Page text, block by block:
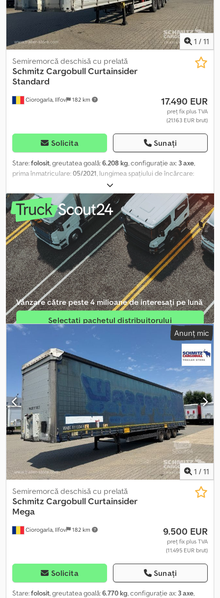
service complet și servicii telematice. Vă stăm la dispoziție pentru
consultanță personalizată. Crjdpfx Alezrp Tzs Nef
1 / 11
Ciorogarla, Ilfov 182 km
Semiremorcă deschisă cu prelată
Schmitz CargobullCurtainsider
Standard
17.490 EUR
preț fix plus TVA
(21.163 EUR brut)
Solicita Sunați
Stare:folosit, greutatea goală:6.208 kg, configurație ax: 3 axe,
prima înmatriculare:05/2021, lungimea spațiului de încărcare:
, lățimea spațiului de încărcare:
spațiu de încărcare:2.780 mm, volumul spațiului de încărcare:93
m³, suspensie:aer , dimensiunea anvelopei: 385/65 R22,5,
ampatament:7.700 mm, culoare:gri, An de fabricație:2021, Dotări:
ABS, Greutate proprie: 6208 kg, certificare DIN EN 12642 (cod XL),
Zona de încărcare (L x l x h): 13.620 mm x 2.480 mm x 2.780 mm,
Dimensiune anvelope: 385/65 R22.5, Volum zonă de încărcare: 93
m³, Prima axă: , A doua axă: , A treia axă: , Suspensie pneumatică,
Bară de protecție spate, Sistem electronic de frânare EBS, Priză
1x15 și 2x7 pini, Antispray. Găsiți o prezentare generală a tuturor
vehiculelor disponibile pe site-ul nostru. Aveți nevoie de
finanțare? Oferim soluții individuale de finanțare, contracte de
service complet și servicii telematice. Suntem bucuroși să vă
oferim consultanță personalizată. Codpfezq Hrxsx Al Nsrf
Vânzare către peste 4 milioane de interesați pe lună
Selectați pachetul distribuitorului
Creați anunț individual
Anunț mic
1 / 11
Ciorogarla, Ilfov 182 km
Semiremorcă deschisă cu prelată
Schmitz CargobullCurtainsider
Mega
9.500 EUR
preț fix plus TVA
(11.495 EUR brut)
Solicita Sunați
Stare:folosit, greutatea goală:6.770 kg, configurație ax: 3 axe,